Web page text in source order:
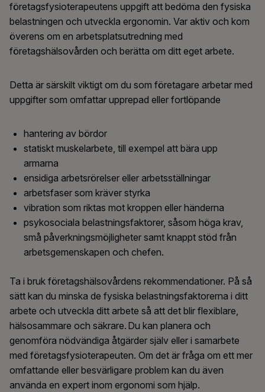
företagsfysioterapeutens uppgift att bedöma den fysiska
belastningen och utveckla ergonomin. Var aktiv och kom
överens om en arbetsplatsutredning med
företagshälsovården och berätta om ditt eget arbete.
Detta är särskilt viktigt om du som företagare arbetar med
uppgifter som omfattar upprepad eller fortlöpande
hantering av bördor
statiskt muskelarbete, till exempel att bära upp
armarna
ensidiga arbetsrörelser eller arbetsställningar
arbetsfaser som kräver styrka
vibration som riktas mot kroppen eller händerna
psykosociala belastningsfaktorer, såsom höga krav,
små påverkningsmöjligheter samt knappt stöd från
arbetsgemenskapen och chefen.
Ta i bruk företagshälsovårdens rekommendationer. På så
sätt kan du minska de fysiska belastningsfaktorerna i ditt
arbete och utveckla ditt arbete så att det blir flexiblare,
hälsosammare och säkrare. Du kan planera och
genomföra nödvändiga åtgärder själv eller i samarbete
med företagsfysioterapeuten. Om det är fråga om ett mer
omfattande eller besvärligare problem kan du även
använda en expert inom ergonomi som hjälp.